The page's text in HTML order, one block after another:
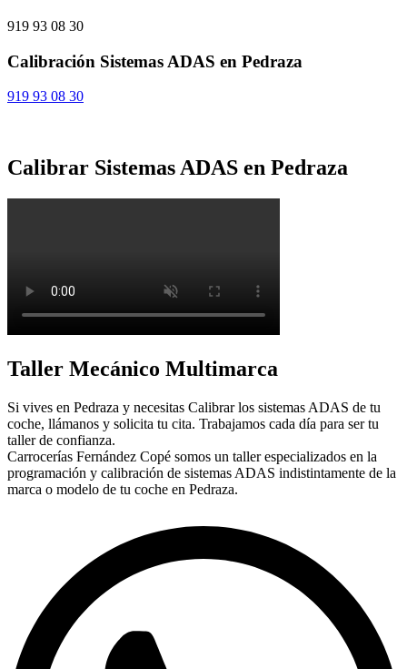
919 93 08 30
Calibración Sistemas ADAS en Pedraza
919 93 08 30
Calibrar Sistemas ADAS en Pedraza
Taller Mecánico Multimarca
Si vives en Pedraza y necesitas Calibrar los sistemas ADAS de tu
coche, llámanos y solicita tu cita. Trabajamos cada día para ser tu
taller de confianza.
Carrocerías Fernández Copé somos un taller especializados en la
programación y calibración de sistemas ADAS indistintamente de la
marca o modelo de tu coche en Pedraza.